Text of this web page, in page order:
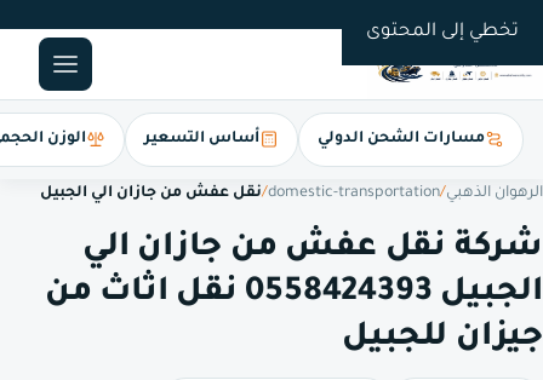
تخطي إلى المحتوى
مسارات الشحن الدولي أساس التسعير الوزن
الرهوان الذهبي/
domestic-transportation
/نقل عفش من جازان الي الجبيل
شركة نقل عفش من جازان الي
الجبيل 0558424393 نقل اثاث من
جيزان للجبيل